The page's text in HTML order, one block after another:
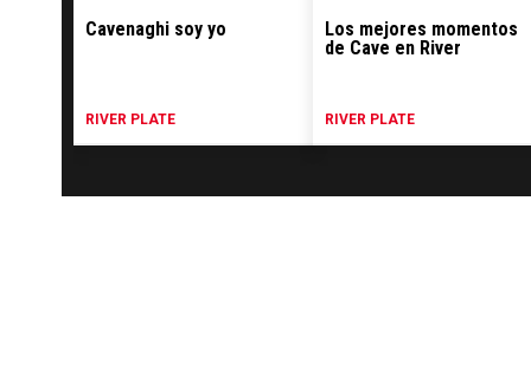
Cavenaghi soy yo
RIVER PLATE
Los mejores momentos
de Cave en River
RIVER PLATE